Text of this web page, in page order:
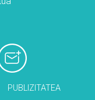
PUBLIZITATEA